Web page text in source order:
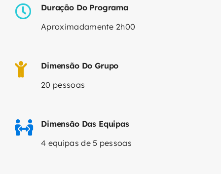
Duração Do Programa
Aproximadamente 2h00
Dimensão Do Grupo
20 pessoas
Dimensão Das Equipas
4 equipas de 5 pessoas